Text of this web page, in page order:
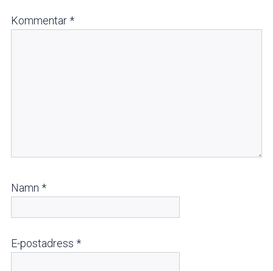
Kommentar*
Namn *
E-postadress *